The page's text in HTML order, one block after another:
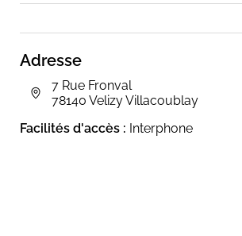
Adresse
7 Rue Fronval
78140 Velizy Villacoublay
Facilités d'accès : Interphone